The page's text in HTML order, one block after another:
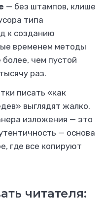
— без штампов, клише
типа
к созданию
временем методы
чем пустой
раз.
писать «как
выглядят жалко.
изложения — это
— основа
где все копируют
читателя: